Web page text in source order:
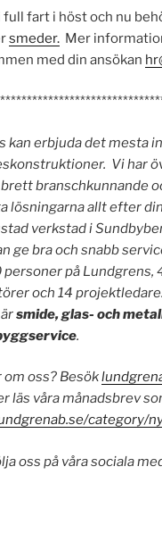
fart i höst och nu
smeder. Mer
med din ansökan
kan erbjuda det mesta
Vi har
branschkunnande
lösningarna allt efter
verkstad i
ge bra och snabb
på Lundgrens,
och 14
smide, glas- och
.
oss? Besök
läs våra månadsbrev
category/
oss på våra sociala